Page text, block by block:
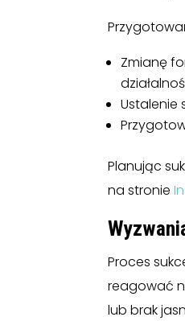
Zmianę
Ustalenie
Planując
na stronie
Proces
reagować
lub brak